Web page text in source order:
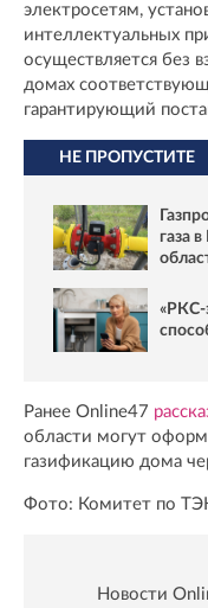
электросетям,
интеллектуальных
осуществляется без
домах
гарантирующий
НЕ ПРОПУСТИТЕ
газа
«РКС-
Ранее Online47
области могут
газификацию дома
Фото: Комитет по
Новости